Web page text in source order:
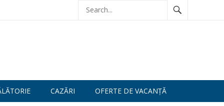
CAZĂRI OFERTE DE VACANȚĂ